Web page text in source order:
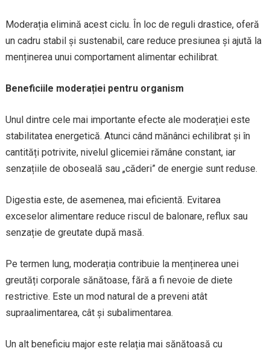
Moderația elimină acest ciclu. În loc de reguli drastice, oferă
un cadru stabil și sustenabil, care reduce presiunea și ajută la
menținerea unui comportament alimentar echilibrat.
Beneficiile moderației pentru organism
Unul dintre cele mai importante efecte ale moderației este
stabilitatea energetică. Atunci când mănânci echilibrat și în
cantități potrivite, nivelul glicemiei rămâne constant, iar
senzațiile de oboseală sau „căderi” de energie sunt reduse.
Digestia este, de asemenea, mai eficientă. Evitarea
exceselor alimentare reduce riscul de balonare, reflux sau
senzație de greutate după masă.
Pe termen lung, moderația contribuie la menținerea unei
greutăți corporale sănătoase, fără a fi nevoie de diete
restrictive. Este un mod natural de a preveni atât
supraalimentarea, cât și subalimentarea.
Un alt beneficiu major este relația mai sănătoasă cu